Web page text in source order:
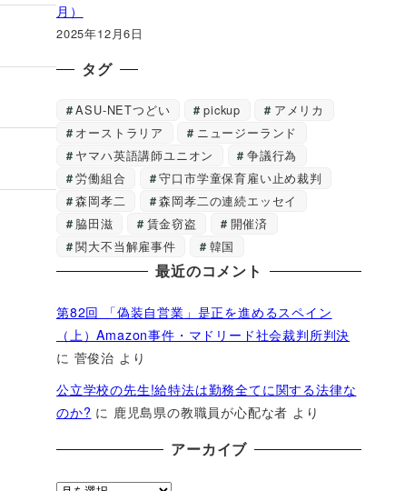
月）
2025年12月6日
タグ
ASU-NETつどい pickup
アメリカ
オーストラリア
ニュージーランド
ヤマハ英語講師ユニオン
争議行為
労働組合
守口市学童保育雇い止め裁判
森岡孝二
森岡孝二の連続エッセイ
脇田滋
賃金窃盗
開催済
関大不当解雇事件
韓国
最近のコメント
第82回 「偽装自営業」是正を進めるスペイン
（上）Amazon事件・マドリード社会裁判所判決
に 菅俊治 より
公立学校の先生!給特法は勤務全てに関する法律な
のか? に 鹿児島県の教職員が心配な者 より
アーカイブ